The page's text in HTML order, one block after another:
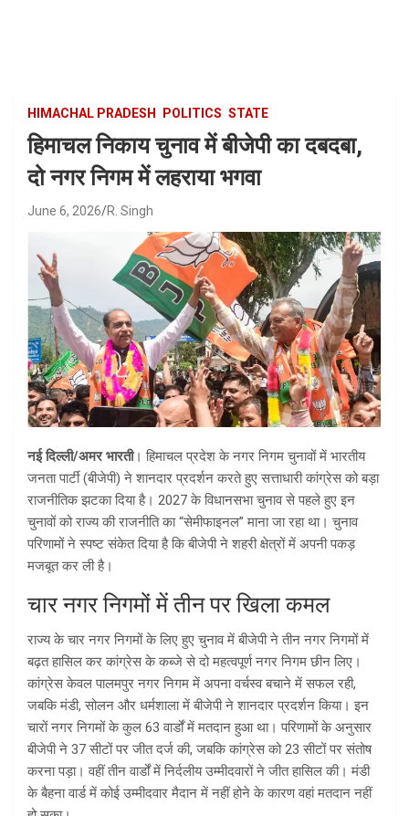
HIMACHAL PRADESH POLITICS STATE
हिमाचल निकाय चुनाव में बीजेपी का दबदबा,
दो नगर निगम में लहराया भगवा
June 6, 2026 R. Singh
नई दिल्ली/अमर भारती। हिमाचल प्रदेश के नगर निगम चुनावों में भारतीय
जनता पार्टी (बीजेपी) ने शानदार प्रदर्शन करते हुए सत्ताधारी कांग्रेस को बड़ा
राजनीतिक झटका दिया है। 2027 के विधानसभा चुनाव से पहले हुए इन
चुनावों को राज्य की राजनीति का “सेमीफाइनल” माना जा रहा था। चुनाव
परिणामों ने स्पष्ट संकेत दिया है कि बीजेपी ने शहरी क्षेत्रों में अपनी पकड़
मजबूत कर ली है।
चार नगर निगमों में तीन पर खिला कमल
राज्य के चार नगर निगमों के लिए हुए चुनाव में बीजेपी ने तीन नगर निगमों में
बढ़त हासिल कर कांग्रेस के कब्जे से दो महत्वपूर्ण नगर निगम छीन लिए।
कांग्रेस केवल पालमपुर नगर निगम में अपना वर्चस्व बचाने में सफल रही,
जबकि मंडी, सोलन और धर्मशाला में बीजेपी ने शानदार प्रदर्शन किया। इन
चारों नगर निगमों के कुल 63 वार्डों में मतदान हुआ था। परिणामों के अनुसार
बीजेपी ने 37 सीटों पर जीत दर्ज की, जबकि कांग्रेस को 23 सीटों पर संतोष
करना पड़ा। वहीं तीन वार्डों में निर्दलीय उम्मीदवारों ने जीत हासिल की। मंडी
के बैहना वार्ड में कोई उम्मीदवार मैदान में नहीं होने के कारण वहां मतदान नहीं